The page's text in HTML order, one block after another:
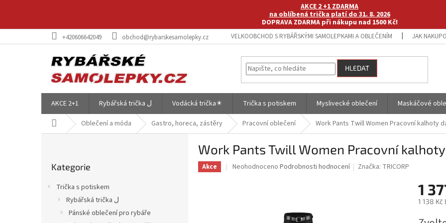
AKCE 2 +1 ZDARMA
na oblíbená trička platí do 31. 8. 2026
DOPRAVA ZDARMA při nákupu nad 1500 Kč!
+420606642049 obchod@rybarskesamolepky.cz VELKOOBCHOD S RYBÁŘSKÝMI SAMOLEPKAMI A OBLEČENÍM JAK
HLEDAT
AKCE 2+1 Rybářská trička ل Vodácká trička☀ Trička s potiskem Myslivecké oblečení Maskáčové
Domů Oblečení a móda Gastro, horeca, zástěry Pracovní oblečení Work Pants Twill Women Pracovní kalhoty
kategorie
Kategorie
Trička s potiskem
Rybářská trička ل
Pánské oblečení pro rybáře
Work Pants Twill Women Pracovní
Akce
Průměrné
Neohodnoceno Podrobnosti hodnocení Značka: TRICORP
1
1 138 Kč